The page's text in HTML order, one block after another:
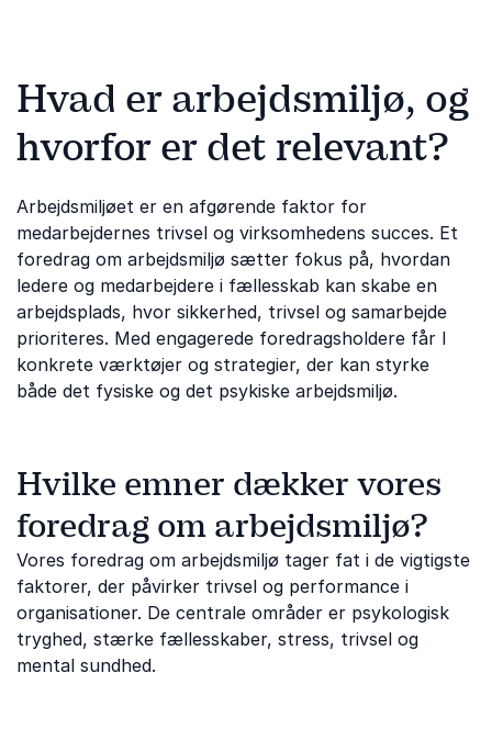
Hvad er arbejdsmiljø, og
hvorfor er det relevant?
Arbejdsmiljøet er en afgørende faktor for
medarbejdernes trivsel og virksomhedens succes. Et
foredrag om arbejdsmiljø sætter fokus på, hvordan
ledere og medarbejdere i fællesskab kan skabe en
arbejdsplads, hvor sikkerhed, trivsel og samarbejde
prioriteres. Med engagerede foredragsholdere får I
konkrete værktøjer og strategier, der kan styrke
både det fysiske og det psykiske arbejdsmiljø.
Hvilke emner dækker vores
foredrag om arbejdsmiljø?
Vores foredrag om arbejdsmiljø tager fat i de vigtigste
faktorer, der påvirker trivsel og performance i
organisationer. De centrale områder er psykologisk
tryghed, stærke fællesskaber, stress, trivsel og
mental sundhed.